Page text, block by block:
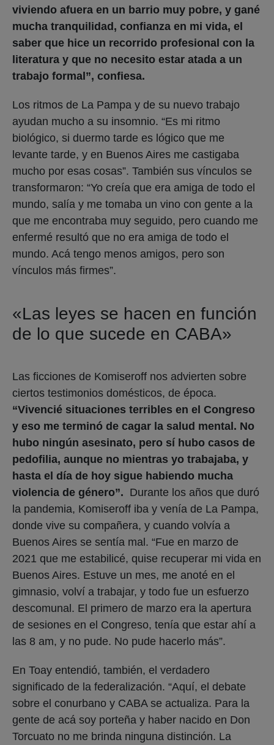
viviendo afuera en un barrio muy pobre, y gané
mucha tranquilidad, confianza en mi vida, el
saber que hice un recorrido profesional con la
literatura y que no necesito estar atada a un
trabajo formal”, confiesa.
Los ritmos de La Pampa y de su nuevo trabajo
ayudan mucho a su insomnio. “Es mi ritmo
biológico, si duermo tarde es lógico que me
levante tarde, y en Buenos Aires me castigaba
mucho por esas cosas”. También sus vínculos se
transformaron: “Yo creía que era amiga de todo el
mundo, salía y me tomaba un vino con gente a la
que me encontraba muy seguido, pero cuando me
enfermé resultó que no era amiga de todo el
mundo. Acá tengo menos amigos, pero son
vínculos más firmes”.
«Las leyes se hacen en función
de lo que sucede en CABA»
Las ficciones de Komiseroff nos advierten sobre
ciertos testimonios domésticos, de época.
“Vivencié situaciones terribles en el Congreso
y eso me terminó de cagar la salud mental. No
hubo ningún asesinato, pero sí hubo casos de
pedofilia, aunque no mientras yo trabajaba, y
hasta el día de hoy sigue habiendo mucha
violencia de género”. Durante los años que duró
la pandemia, Komiseroff iba y venía de La Pampa,
donde vive su compañera, y cuando volvía a
Buenos Aires se sentía mal. “Fue en marzo de
2021 que me estabilicé, quise recuperar mi vida en
Buenos Aires. Estuve un mes, me anoté en el
gimnasio, volví a trabajar, y todo fue un esfuerzo
descomunal. El primero de marzo era la apertura
de sesiones en el Congreso, tenía que estar ahí a
las 8 am, y no pude. No pude hacerlo más”.
En Toay entendió, también, el verdadero
significado de la federalización. “Aquí, el debate
sobre el conurbano y CABA se actualiza. Para la
gente de acá soy porteña y haber nacido en Don
Torcuato no me brinda ninguna distinción. La